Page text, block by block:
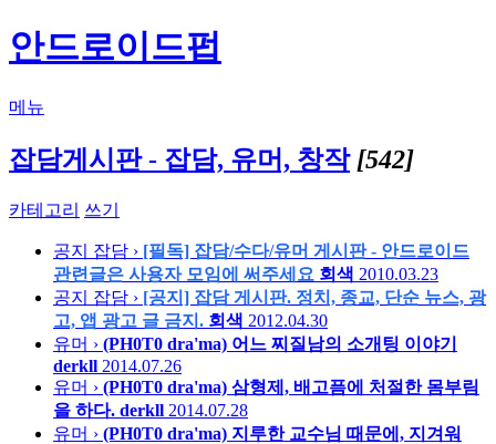
안드로이드펍
메뉴
잡담게시판 - 잡담, 유머, 창작 [542]
카테고리 쓰기
공지 잡담 › [필독] 잡담/수다/유머 게시판 - 안드로이드
관련글은 사용자 모임에 써주세요 회색 2010.03.23
공지
잡담 › [공지] 잡담 게시판. 정치, 종교, 단순 뉴스, 광
고, 앱 광고 글 금지. 회색 2012.04.30
유머 › (PH0T0 dra'ma) 어느 찌질남의 소개팅 이야기
derkll 2014.07.26
유머 › (PH0T0 dra'ma) 삼형제, 배고픔에 처절한 몸부림
을 하다. derkll 2014.07.28
유머 › (PH0T0 dra'ma) 지루한 교수님 때문에, 지겨워